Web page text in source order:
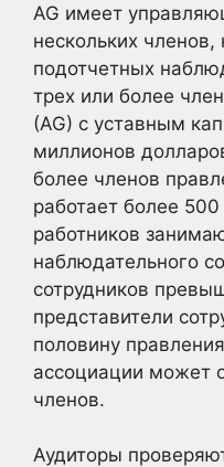
AG имеет
нескольких
подотчетных
трех или более
(AG) с уставным
миллионов
более членов
работает более
работников
наблюдательного
сотрудников
представители
половину
ассоциации может
членов.
Аудиторы